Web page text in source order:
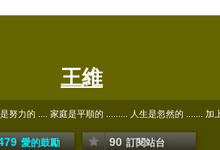
王維
努力的 .... 家庭是平順的 ......... 人生是忽然的 ....... 加
愛的鼓勵 90 訂閱站台